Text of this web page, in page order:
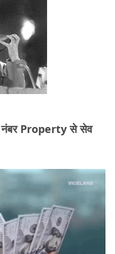
नंबर Property से सेव